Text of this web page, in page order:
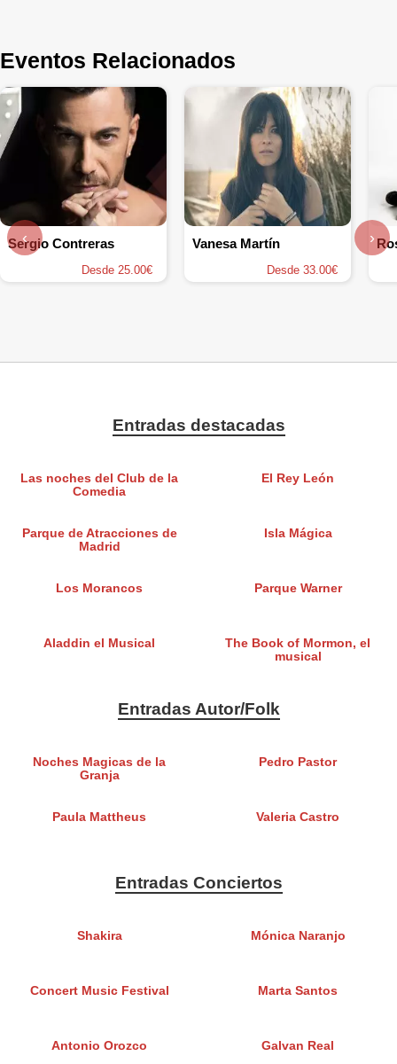
Eventos Relacionados
Sergio Contreras
Desde 25.00€
Vanesa Martín
Desde 33.00€
‹ ›
Entradas destacadas
Las noches del Club de la
Comedia
El Rey León
Parque de Atracciones de
Madrid
Isla Mágica
Los Morancos Parque Warner
Aladdin el Musical
The Book of Mormon, el
musical
Entradas Autor/Folk
Noches Magicas de la
Granja
Pedro Pastor
Paula Mattheus Valeria Castro
Entradas Conciertos
Shakira Mónica Naranjo
Concert Music Festival Marta Santos
Antonio Orozco Galvan Real